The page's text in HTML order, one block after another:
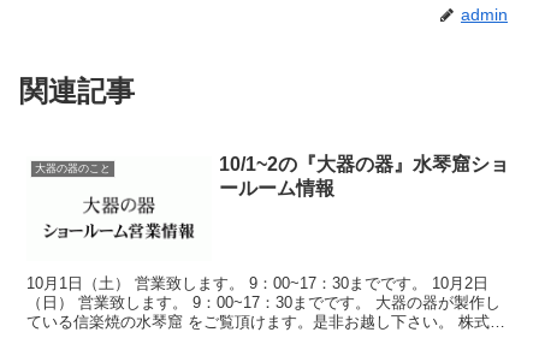
admin
関連記事
大器の器のこと
10/1~2の『大器の器』水琴窟ショ
ールーム情報
10月1日（土） 営業致します。 9：00~17：30までです。 10月2日
（日） 営業致します。 9：00~17：30までです。 大器の器が製作し
ている信楽焼の水琴窟 をご覧頂けます。是非お越し下さい。 株式会